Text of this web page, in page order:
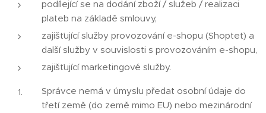
podílející se na dodání zboží / služeb / realizaci
plateb na základě smlouvy,
zajišťující služby provozování e-shopu (Shoptet) a
další služby v souvislosti s provozováním e-shopu,
zajišťující marketingové služby.
Správce nemá v úmyslu předat osobní údaje do
třetí země (do země mimo EU) nebo mezinárodní